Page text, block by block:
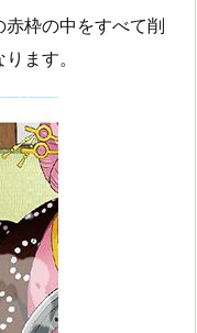
枠の中をすべて削
ます。